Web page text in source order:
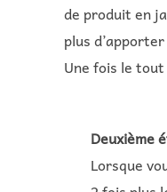
de produit en
plus
Une fois le
Deuxième
Lorsque